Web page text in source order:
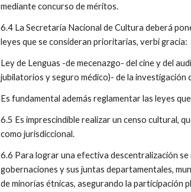
mediante concurso de méritos.
6.4 La Secretaría Nacional de Cultura deberá
leyes que se consideran prioritarias, verbi gracia:
Ley de Lenguas -de mecenazgo- del cine y del
jubilatorios y seguro médico)- de la investigación
Es fundamental además reglamentar las leyes
6.5 Es imprescindible realizar un censo cultural,
como jurisdiccional.
6.6 Para lograr una efectiva descentralización
gobernaciones y sus juntas departamentales,
de minorías étnicas, asegurando la participación